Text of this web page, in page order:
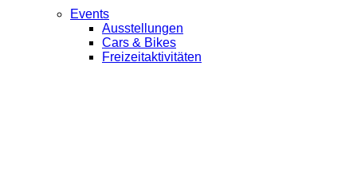
Events
Ausstellungen
Cars & Bikes
Freizeitaktivitäten